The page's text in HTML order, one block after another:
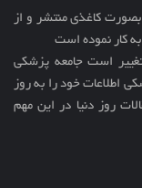
ایرانی از سال 1392 در ابتدا بصورت کاغذی منتشر و از
است جامعه پزشکی
اطلاعات خود را به روز
روز دنیا در این مهم